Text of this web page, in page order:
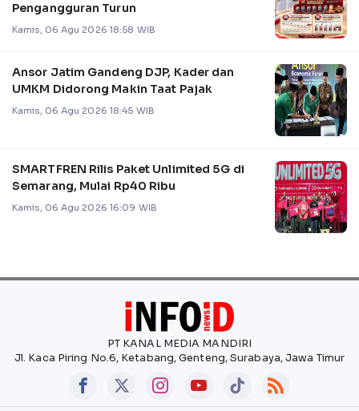
Pengangguran Turun
Kamis, 06 Agu 2026 18:58 WIB
Ansor Jatim Gandeng DJP, Kader dan
UMKM Didorong Makin Taat Pajak
Kamis, 06 Agu 2026 18:45 WIB
SMARTFREN Rilis Paket Unlimited 5G di
Semarang, Mulai Rp40 Ribu
Kamis, 06 Agu 2026 16:09 WIB
PT KANAL MEDIA MANDIRI
Jl. Kaca Piring No.6, Ketabang, Genteng, Surabaya, Jawa Timur